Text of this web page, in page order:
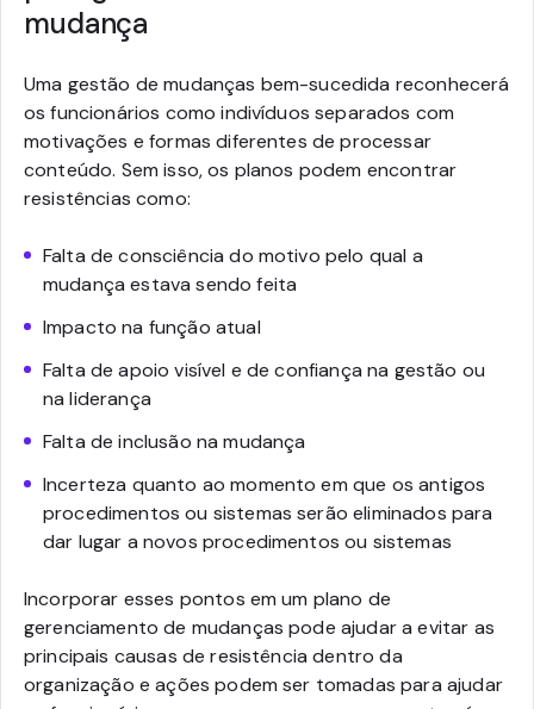
mudança
Uma gestão de mudanças bem-sucedida reconhecerá
os funcionários como indivíduos separados com
motivações e formas diferentes de processar
conteúdo. Sem isso, os planos podem encontrar
resistências como:
Falta de consciência do motivo pelo qual a
mudança estava sendo feita
Impacto na função atual
Falta de apoio visível e de confiança na gestão ou
na liderança
Falta de inclusão na mudança
Incerteza quanto ao momento em que os antigos
procedimentos ou sistemas serão eliminados para
dar lugar a novos procedimentos ou sistemas
Incorporar esses pontos em um plano de
gerenciamento de mudanças pode ajudar a evitar as
principais causas de resistência dentro da
organização e ações podem ser tomadas para ajudar